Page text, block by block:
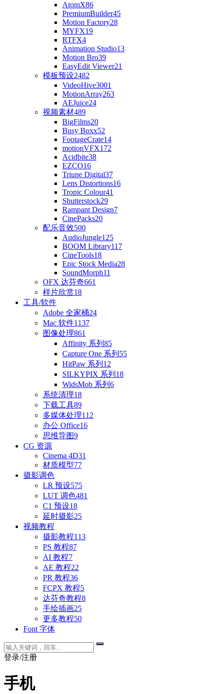
AtomX86
PremiumBuilder45
Motion Factory28
MYFX19
RTFX4
Animation Studio13
Motion Bro39
EasyEdit Viewer21
模板预设2482
VideoHive3001
MotionArray263
AEJuice24
视频素材489
BigFilms20
Busy Boxx52
FootageCrate14
motionVFX172
Acidbite38
EZCO16
Triune Digital37
Lens Distortions16
Tropic Colour41
Shutterstock29
Rampant Design7
CinePacks20
配乐音效500
AudioJungle125
BOOM Library117
CineTools18
Epic Stock Media28
SoundMorph11
OFX 达芬奇661
样片欣赏18
工具/软件
Adobe 全家桶24
Mac 软件1137
图像处理861
Affinity 系列 85
Capture One 系列 55
HitPaw 系列 12
SILKYPIX 系列 18
WidsMob 系列 6
系统清理18
下载工具89
多媒体处理112
办公 Office16
思维导图9
CG 资源
Cinema 4D31
材质模型77
摄影调色
LR 预设575
LUT 调色481
C1 预设18
延时摄影25
视频教程
摄影教程113
PS 教程87
AI 教程7
AE 教程22
PR 教程36
FCPX 教程5
达芬奇教程8
手绘插画25
更多教程50
Font 字体
登录/注册
手机